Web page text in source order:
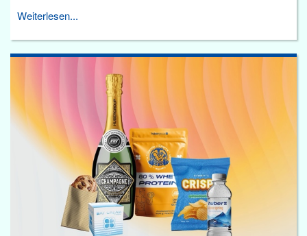
Weiterlesen...